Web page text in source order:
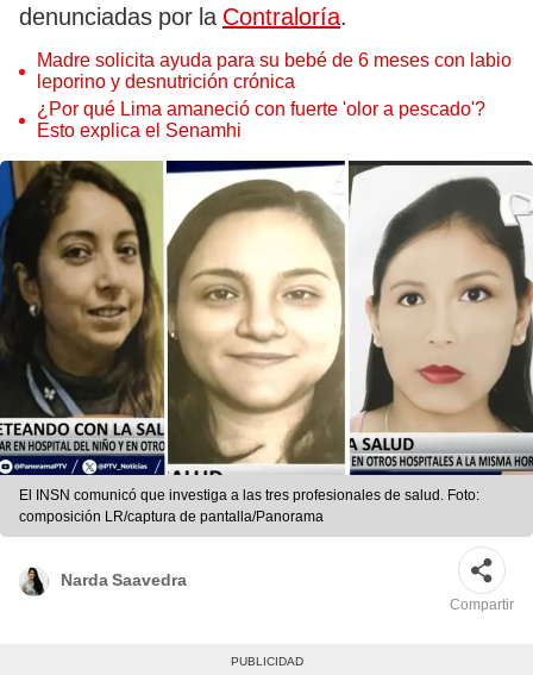
denunciadas por la Contraloría.
Madre solicita ayuda para su bebé de 6 meses con labio
leporino y desnutrición crónica
¿Por qué Lima amaneció con fuerte 'olor a pescado'?
Esto explica el Senamhi
El INSN comunicó que investiga a las tres profesionales de salud. Foto:
composición LR/captura de pantalla/Panorama
Narda Saavedra
Compartir